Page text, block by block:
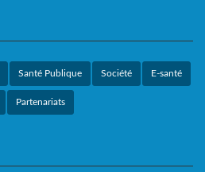
Santé Publique Société E-santé
Partenariats